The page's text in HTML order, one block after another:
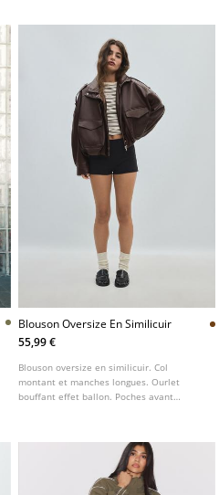
Blouson Oversize En Similicuir
55,99 €
Blouson oversize en similicuir. Col
montant et manches longues. Ourlet
bouffant effet ballon. Poches avant
sur les épaules.